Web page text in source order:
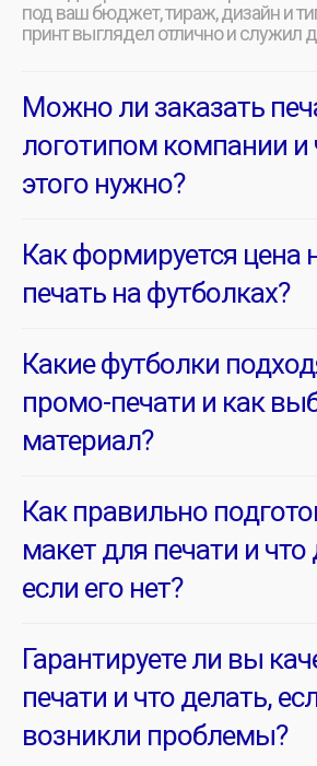
под ваш бюджет, тираж, дизайн и
принт выглядел отлично и служил
Можно ли заказать
логотипом компании и
этого нужно?
Как формируется цена
печать на футболках?
Какие футболки
промо-печати и как
материал?
Как правильно
макет для печати и что
если его нет?
Гарантируете ли вы
печати и что делать,
возникли проблемы?